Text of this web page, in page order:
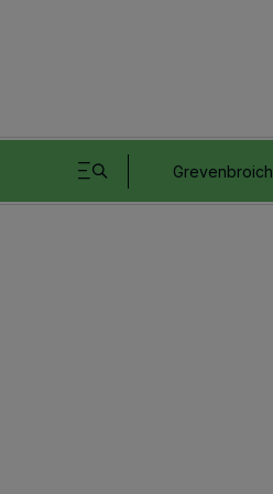
Grevenbroich